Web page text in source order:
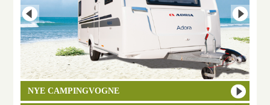
NYE CAMPINGVOGNE